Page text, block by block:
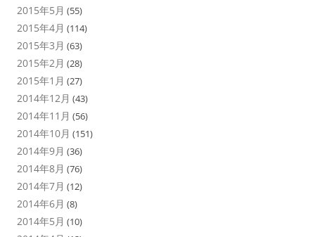
2015年5月 (55)
2015年4月 (114)
2015年3月 (63)
2015年2月 (28)
2015年1月 (27)
2014年12月 (43)
2014年11月 (56)
2014年10月 (151)
2014年9月 (36)
2014年8月 (76)
2014年7月 (12)
2014年6月 (8)
2014年5月 (10)